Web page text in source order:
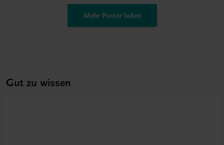
Mehr Poster laden
Gut zu wissen